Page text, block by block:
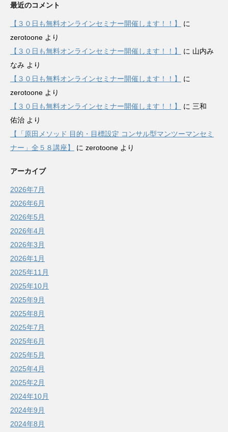
最近のコメント
【３０日も無料オンラインセミナー開催します！！】
に
zerotoone より
【３０日も無料オンラインセミナー開催します！！】
に 山内み
なみ より
【３０日も無料オンラインセミナー開催します！！】
に
zerotoone より
【３０日も無料オンラインセミナー開催します！！】
に 三和
佑治 より
【「原田メソッド 目的・目標設定 コンサル型マンツーマンセミ
ナー」全５８講座】
に zerotoone より
アーカイブ
2026年7月
2026年6月
2026年5月
2026年4月
2026年3月
2026年1月
2025年11月
2025年10月
2025年9月
2025年8月
2025年7月
2025年6月
2025年5月
2025年4月
2025年2月
2024年10月
2024年9月
2024年8月